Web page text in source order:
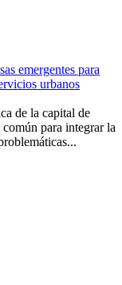
emergentes para
urbanos
de la capital de
para integrar la